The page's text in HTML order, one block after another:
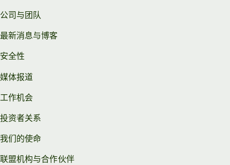
公司与团队
最新消息与博客
安全性
媒体报道
工作机会
投资者关系
我们的使命
联盟机构与合作伙伴